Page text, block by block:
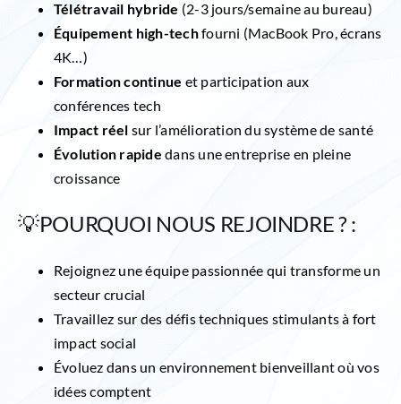
Télétravail hybride (2-3 jours/semaine au bureau)
Équipement high-techfourni (MacBook Pro, écrans
4K…)
Formation continue et participation aux
conférences tech
Impact réel sur l’amélioration du système de santé
Évolution rapide dans une entreprise en pleine
croissance
💡POURQUOI NOUS REJOINDRE ? :
Rejoignez une équipe passionnée qui transforme un
secteur crucial
Travaillez sur des défis techniques stimulants à fort
impact social
Évoluez dans un environnement bienveillant où vos
idées comptent